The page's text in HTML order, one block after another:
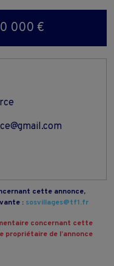
000 €
cette annonce,
: sosvillages@tf1.fr
concernant cette
de l’annonce